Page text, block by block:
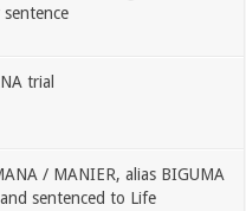
trial
/ MANIER, alias BIGUMA
sentenced to Life